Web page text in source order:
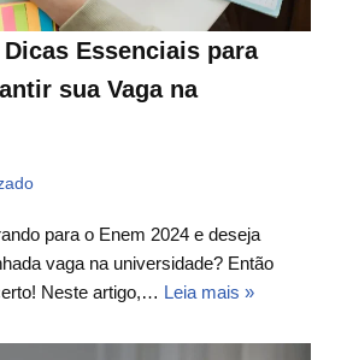
Dicas Essenciais para
sua Vaga na
para o Enem 2024 e deseja
vaga na universidade? Então
Neste artigo,… Leia mais »